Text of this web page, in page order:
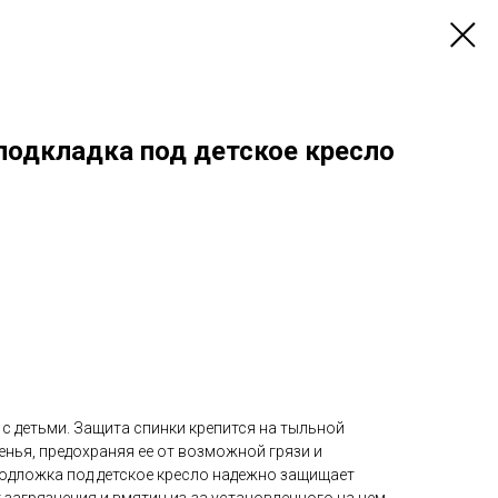
под детское кресло
детьми. Защита спинки крепится на тыльной
предохраняя ее от возможной грязи и
под детское кресло надежно защищает